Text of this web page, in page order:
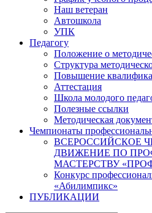
Наш ветеран
Автошкола
УПК
Педагогу
Положение о
Структура
Повышение
Аттестация
Школа молодого
Полезные ссылки
Методическая
Чемпионаты
ВСЕРОССИЙСКОЕ
ДВИЖЕНИЕ ПО
МАСТЕРСТВУ
Конкурс
«Абилимпикс»
ПУБЛИКАЦИИ